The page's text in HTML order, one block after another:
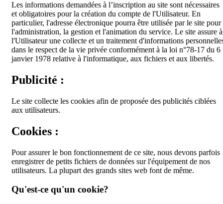
Les informations demandées à l’inscription au site sont nécessaires
et obligatoires pour la création du compte de l'Utilisateur. En
particulier, l'adresse électronique pourra être utilisée par le site pour
l'administration, la gestion et l'animation du service. Le site assure à
l'Utilisateur une collecte et un traitement d'informations
dans le respect de la vie privée conformément à la loi n°78-17 du 6
janvier 1978 relative à l'informatique, aux fichiers et aux libertés.
Publicité :
Le site collecte les cookies afin de proposée des publicités ciblées
aux utilisateurs.
Cookies :
Pour assurer le bon fonctionnement de ce site, nous devons parfois
enregistrer de petits fichiers de données sur l'équipement de nos
utilisateurs. La plupart des grands sites web font de même.
Qu'est-ce qu'un cookie?